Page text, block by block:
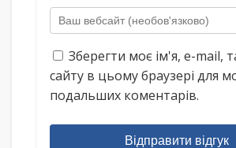
Зберегти моє ім'я, e-mail,
сайту в цьому браузері для
подальших коментарів.
Відправити відгук